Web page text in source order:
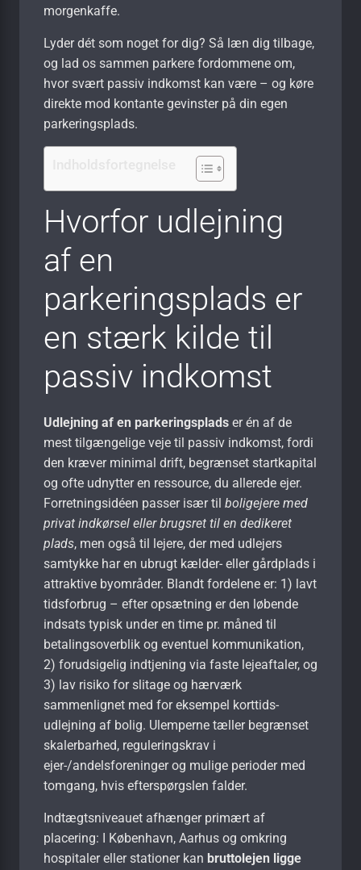
morgenkaffe.
Lyder dét som noget for dig? Så læn dig tilbage,
og lad os sammen parkere fordommene om,
hvor svært passiv indkomst kan være – og køre
direkte mod kontante gevinster på din egen
parkeringsplads.
Hvorfor udlejning
af en
parkeringsplads er
en stærk kilde til
passiv indkomst
Udlejning af en parkeringsplads er én af de
mest tilgængelige veje til passiv indkomst, fordi
den kræver minimal drift, begrænset startkapital
og ofte udnytter en ressource, du allerede ejer.
Forretningsidéen passer især til boligejere med
privat indkørsel eller brugsret til en dedikeret
plads, men også til lejere, der med udlejers
samtykke har en ubrugt kælder- eller gårdplads i
attraktive byområder. Blandt fordelene er: 1) lavt
tidsforbrug – efter opsætning er den løbende
indsats typisk under en time pr. måned til
betalingsoverblik og eventuel kommunikation,
2) forudsigelig indtjening via faste lejeaftaler, og
3) lav risiko for slitage og hærværk
sammenlignet med for eksempel korttids­
udlejning af bolig. Ulemperne tæller begrænset
skalerbarhed, reguleringskrav i
ejer-/andelsforeninger og mulige perioder med
tomgang, hvis efterspørgslen falder.
Indtægtsniveauet afhænger primært af
placering: I København, Aarhus og omkring
hospitaler eller stationer kan bruttolejen ligge